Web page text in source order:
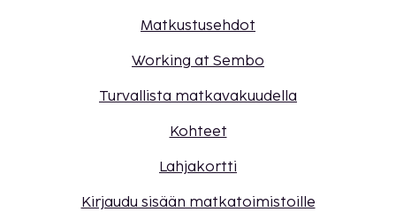
Matkustusehdot
Working at Sembo
Turvallista matkavakuudella
Kohteet
Lahjakortti
Kirjaudu sisään matkatoimistoille